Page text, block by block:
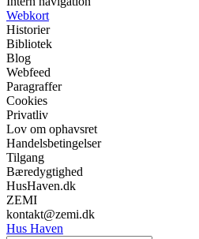
Webkort
Historier
Bibliotek
Blog
Webfeed
Paragraffer
Cookies
Privatliv
Lov om ophavsret
Handelsbetingelser
Tilgang
Bæredygtighed
HusHaven.dk
ZEMI
kontakt@zemi.dk
Hus Haven